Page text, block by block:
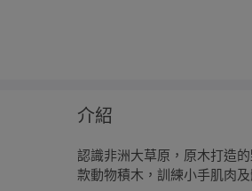
介紹
認識非洲大草原，原木打造
款動物積木，訓練小手肌肉